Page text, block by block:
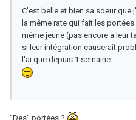
C'est belle et bien sa soeur que
la même rate qui fait les
même jeune (pas encore a leur
si leur intégration causerait
l'ai que depuis 1 semaine.
"Des" portées ?